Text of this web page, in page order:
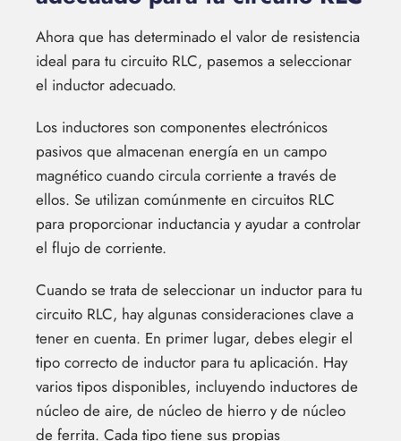
Ahora que has determinado el valor de resistencia
ideal para tu circuito RLC, pasemos a seleccionar
el inductor adecuado.
Los inductores son componentes electrónicos
pasivos que almacenan energía en un campo
magnético cuando circula corriente a través de
ellos. Se utilizan comúnmente en circuitos RLC
para proporcionar inductancia y ayudar a controlar
el flujo de corriente.
Cuando se trata de seleccionar un inductor para tu
circuito RLC, hay algunas consideraciones clave a
tener en cuenta. En primer lugar, debes elegir el
tipo correcto de inductor para tu aplicación. Hay
varios tipos disponibles, incluyendo inductores de
núcleo de aire, de núcleo de hierro y de núcleo
de ferrita. Cada tipo tiene sus propias